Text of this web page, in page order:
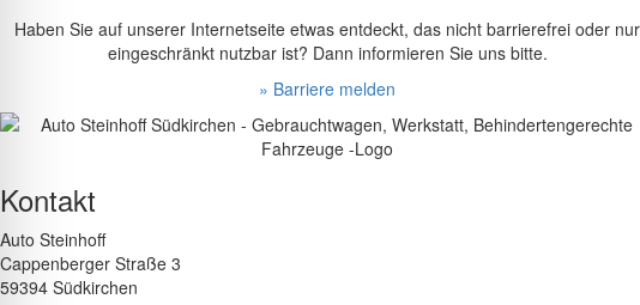
Haben Sie auf unserer Internetseite etwas entdeckt, das nicht barrierefrei oder nur
eingeschränkt nutzbar ist? Dann informieren Sie uns bitte.
» Barriere melden
Kontakt
Auto Steinhoff
Cappenberger Straße 3
59394 Südkirchen